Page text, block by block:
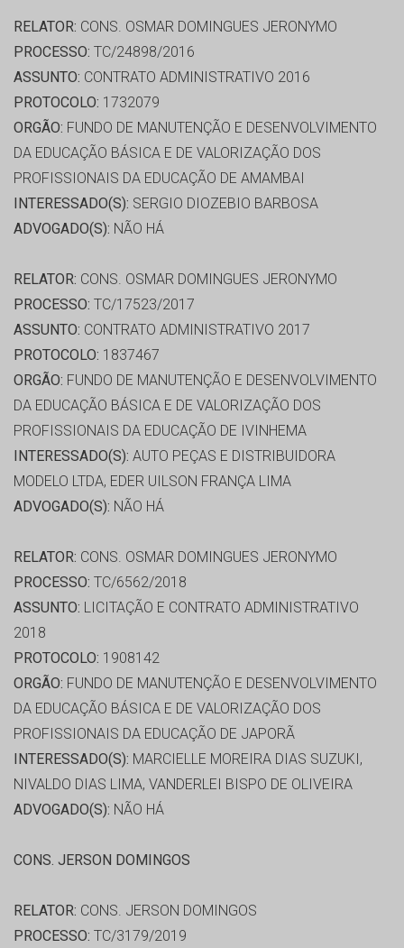
RELATOR: CONS. OSMAR DOMINGUES JERONYMO
PROCESSO: TC/24898/2016
ASSUNTO: CONTRATO ADMINISTRATIVO 2016
PROTOCOLO: 1732079
ORGÃO: FUNDO DE MANUTENÇÃO E DESENVOLVIMENTO
DA EDUCAÇÃO BÁSICA E DE VALORIZAÇÃO DOS
PROFISSIONAIS DA EDUCAÇÃO DE AMAMBAI
INTERESSADO(S): SERGIO DIOZEBIO BARBOSA
ADVOGADO(S): NÃO HÁ
RELATOR: CONS. OSMAR DOMINGUES JERONYMO
PROCESSO: TC/17523/2017
ASSUNTO: CONTRATO ADMINISTRATIVO 2017
PROTOCOLO: 1837467
ORGÃO: FUNDO DE MANUTENÇÃO E DESENVOLVIMENTO
DA EDUCAÇÃO BÁSICA E DE VALORIZAÇÃO DOS
PROFISSIONAIS DA EDUCAÇÃO DE IVINHEMA
INTERESSADO(S): AUTO PEÇAS E DISTRIBUIDORA
MODELO LTDA, EDER UILSON FRANÇA LIMA
ADVOGADO(S): NÃO HÁ
RELATOR: CONS. OSMAR DOMINGUES JERONYMO
PROCESSO: TC/6562/2018
ASSUNTO: LICITAÇÃO E CONTRATO ADMINISTRATIVO
2018
PROTOCOLO: 1908142
ORGÃO: FUNDO DE MANUTENÇÃO E DESENVOLVIMENTO
DA EDUCAÇÃO BÁSICA E DE VALORIZAÇÃO DOS
PROFISSIONAIS DA EDUCAÇÃO DE JAPORÃ
INTERESSADO(S): MARCIELLE MOREIRA DIAS SUZUKI,
NIVALDO DIAS LIMA, VANDERLEI BISPO DE OLIVEIRA
ADVOGADO(S): NÃO HÁ
CONS. JERSON DOMINGOS
RELATOR: CONS. JERSON DOMINGOS
PROCESSO: TC/3179/2019